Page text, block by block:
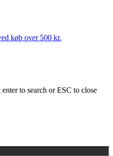
køb over 500 kr.
to search or ESC to close